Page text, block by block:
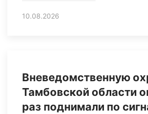
10.08.2026
Вневедомственную
Тамбовской области
раз поднимали по